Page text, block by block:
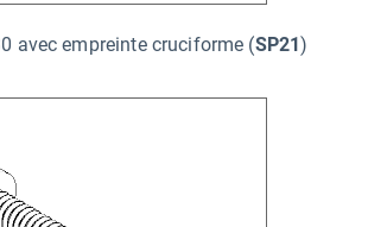
avec empreinte cruciforme (SP21)